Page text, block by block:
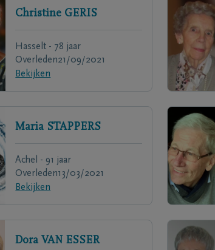
Christine GERIS
Hasselt - 78 jaar
Overleden21/09/2021
Bekijken
Maria STAPPERS
Achel - 91 jaar
Overleden13/03/2021
Bekijken
Dora VAN ESSER